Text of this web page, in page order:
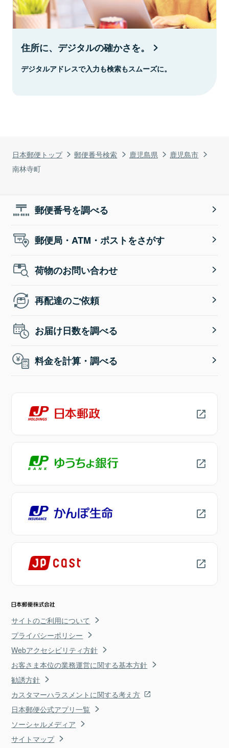
日本郵便トップ 郵便番号検索 鹿児島県
鹿児島市
南林寺町
住所に、デジタルの確かさを。
デジタルアドレスで入力も検索もスムーズに。
郵便番号を調べる
郵便局・ATM・ポストをさがす
荷物のお問い合わせ
再配達のご依頼
お届け日数を調べる
料金を計算・調べる
サイトのご利用について
プライバシーポリシー
Webアクセシビリティ方針
お客さま本位の業務運営に関する基本方針
勧誘方針
カスタマーハラスメントに関する考え方
日本郵便公式アプリ一覧
ソーシャルメディア
サイトマップ